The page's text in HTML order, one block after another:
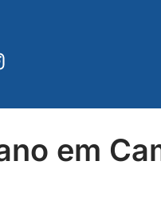
em